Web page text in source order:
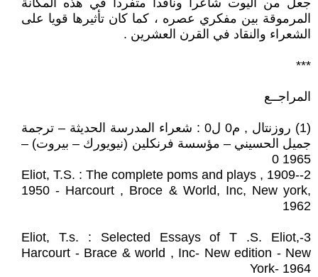
جعل من اليوت شاعرا وناقدا متفردا في هذه المكانة
المرموقة بين مفكري عصره ، كما كان تأثيرها قويا على
الشعراء والنقاد في القرن العشرين .
***
المراجــع
(1) روزنتال , م0 ل0 : شعراء المدرسة الحديثة – ترجمة
جميل الحسيني – مؤسسة فرنكلين (نيويورك – بيروت) –
1965 0
2-Eliot, T.S. : The complete poms and plays , 1909-
1950 - Harcourt , Broce & World, Inc, New york,
1962
3-Eliot, T.s. : Selected Essays of T .S. Eliot,
Harcourt - Brace & world , Inc- New edition - New
York- 1964